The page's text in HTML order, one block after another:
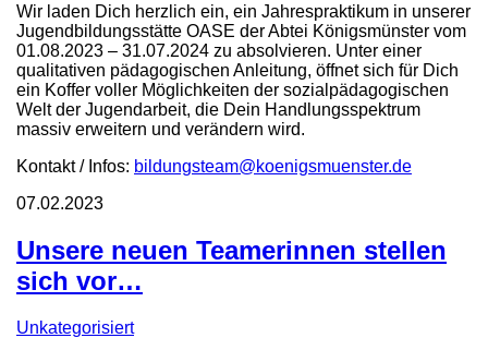
Wir laden Dich herzlich ein, ein Jahrespraktikum in unserer
Jugendbildungsstätte OASE der Abtei Königsmünster vom
01.08.2023 – 31.07.2024 zu absolvieren. Unter einer
qualitativen pädagogischen Anleitung, öffnet sich für Dich
ein Koffer voller Möglichkeiten der sozialpädagogischen
Welt der Jugendarbeit, die Dein Handlungsspektrum
massiv erweitern und verändern wird.
Kontakt / Infos: bildungsteam@koenigsmuenster.de
07.02.2023
Unsere neuen Teamerinnen stellen
sich vor…
Unkategorisiert